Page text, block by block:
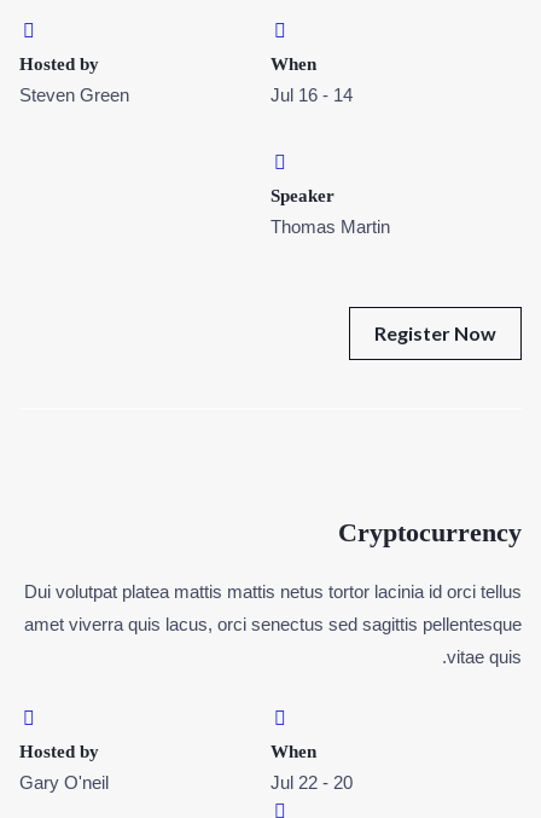
When
14 - 16 Jul
Hosted by
Steven Green
Speaker
Thomas Martin
Register Now
Cryptocurrency
Dui volutpat platea mattis mattis netus tortor lacinia id orci tellus
amet viverra quis lacus, orci senectus sed sagittis pellentesque
vitae quis.
When
20 - 22 Jul
Hosted by
Gary O'neil